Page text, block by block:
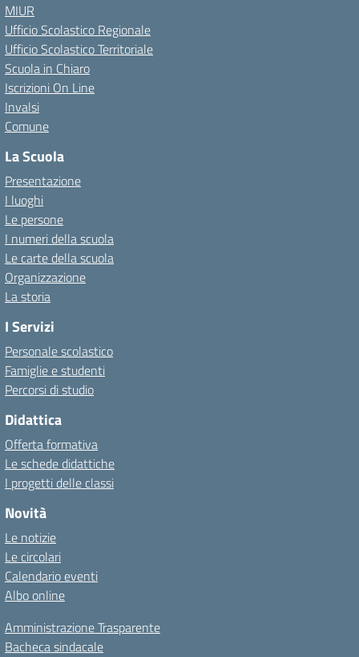
MIUR
Ufficio Scolastico Regionale
Ufficio Scolastico Territoriale
Scuola in Chiaro
Iscrizioni On Line
Invalsi
Comune
La Scuola
Presentazione
I luoghi
Le persone
I numeri della scuola
Le carte della scuola
Organizzazione
La storia
I Servizi
Personale scolastico
Famiglie e studenti
Percorsi di studio
Didattica
Offerta formativa
Le schede didattiche
I progetti delle classi
Novità
Le notizie
Le circolari
Calendario eventi
Albo online
Amministrazione Trasparente
Bacheca sindacale